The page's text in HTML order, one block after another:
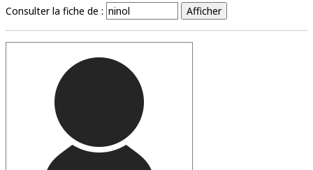
Consulter la fiche de :